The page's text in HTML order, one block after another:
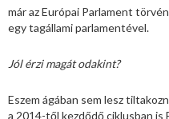
már az Európai Parlament
egy tagállami parlamentével.
Jól érzi magát odakint?
Eszem ágában sem lesz
a 2014-től kezdődő ciklusban is